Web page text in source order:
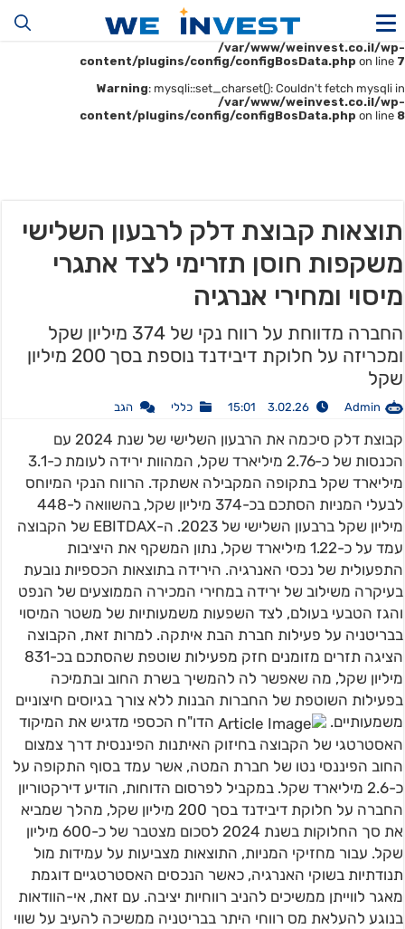
Warning
: mysqli::__construct(): (HY000/1045): Access denied for user
'u414896523_maofData'@'161.35.22.140' (using password: YES) in
/var/www/weinvest.co.il/wp-
content/plugins/config/configBosData.php on line 7
Warning: mysqli::set_charset(): Couldn't fetch mysqli in
/var/www/weinvest.co.il/wp-
content/plugins/config/configBosData.php on line 8
תוצאות קבוצת דלק לרבעון השלישי
משקפות חוסן תזרימי לצד אתגרי
מיסוי ומחירי אנרגיה
החברה מדווחת על רווח נקי של 374 מיליון שקל
ומכריזה על חלוקת דיבידנד נוספת בסך 200 מיליון
שקל
Admin
3.02.26 15:01 כללי הגב
קבוצת דלק סיכמה את הרבעון השלישי של שנת 2024 עם
הכנסות של כ-2.76 מיליארד שקל, המהוות ירידה לעומת כ-3.1
מיליארד שקל בתקופה המקבילה אשתקד. הרווח הנקי המיוחס
לבעלי המניות הסתכם בכ-374 מיליון שקל, בהשוואה ל-448
מיליון שקל ברבעון השלישי של 2023. ה-EBITDAX של הקבוצה
עמד על כ-1.22 מיליארד שקל, נתון המשקף את היציבות
התפעולית של נכסי האנרגיה. הירידה בתוצאות הכספיות נובעת
בעיקרה משילוב של ירידה במחירי המכירה הממוצעים של הנפט
והגז הטבעי בעולם, לצד השפעות משמעותיות של משטר המיסוי
בבריטניה על פעילות חברת הבת איתקה. למרות זאת, הקבוצה
הציגה תזרים מזומנים חזק מפעילות שוטפת שהסתכם בכ-831
מיליון שקל, מה שאפשר לה להמשיך בשרת החוב ובתמיכה
בפעילות השוטפת של החברות הבנות ללא צורך בגיוסים חיצוניים
משמעותיים.
הדו"ח הכספי מדגיש את המיקוד
האסטרטגי של הקבוצה בחיזוק האיתנות הפיננסית דרך צמצום
החוב הפיננסי נטו של חברת המטה, אשר עמד בסוף התקופה על
כ-2.6 מיליארד שקל. במקביל לפרסום הדוחות, הודיע דירקטוריון
החברה על חלוקת דיבידנד בסך 200 מיליון שקל, מהלך שמביא
את סך החלוקות בשנת 2024 לסכום מצטבר של כ-600 מיליון
שקל. עבור מחזיקי המניות, התוצאות מצביעות על עמידות מול
תנודתיות בשוקי האנרגיה, כאשר הנכסים האסטרטגיים דוגמת
מאגר לווייתן ממשיכים להניב רווחיות יציבה. עם זאת, אי-הוודאות
בנוגע להעלאת מס רווחי היתר בבריטניה ממשיכה להעיב על שווי